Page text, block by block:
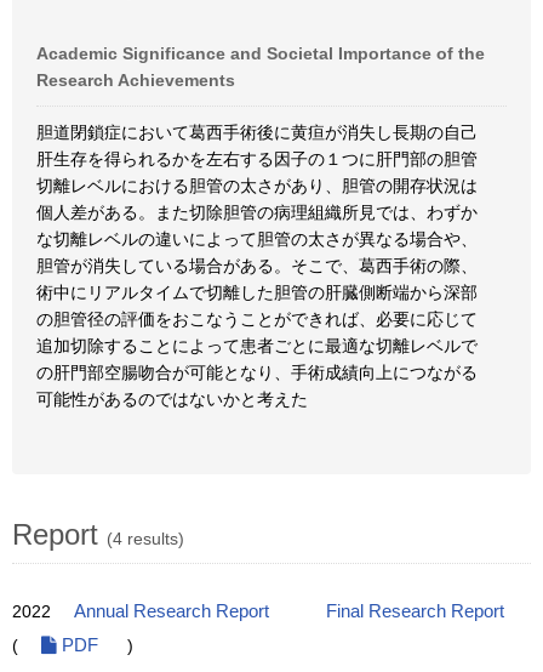
Academic Significance and Societal Importance of the
Research Achievements
胆道閉鎖症において葛西手術後に黄疸が消失し長期の自己
肝生存を得られるかを左右する因子の１つに肝門部の胆管
切離レベルにおける胆管の太さがあり、胆管の開存状況は
個人差がある。また切除胆管の病理組織所見では、わずか
な切離レベルの違いによって胆管の太さが異なる場合や、
胆管が消失している場合がある。そこで、葛西手術の際、
術中にリアルタイムで切離した胆管の肝臓側断端から深部
の胆管径の評価をおこなうことができれば、必要に応じて
追加切除することによって患者ごとに最適な切離レベルで
の肝門部空腸吻合が可能となり、手術成績向上につながる
可能性があるのではないかと考えた
Report (4 results)
2022 Annual Research Report
Final Research Report
(
PDF )